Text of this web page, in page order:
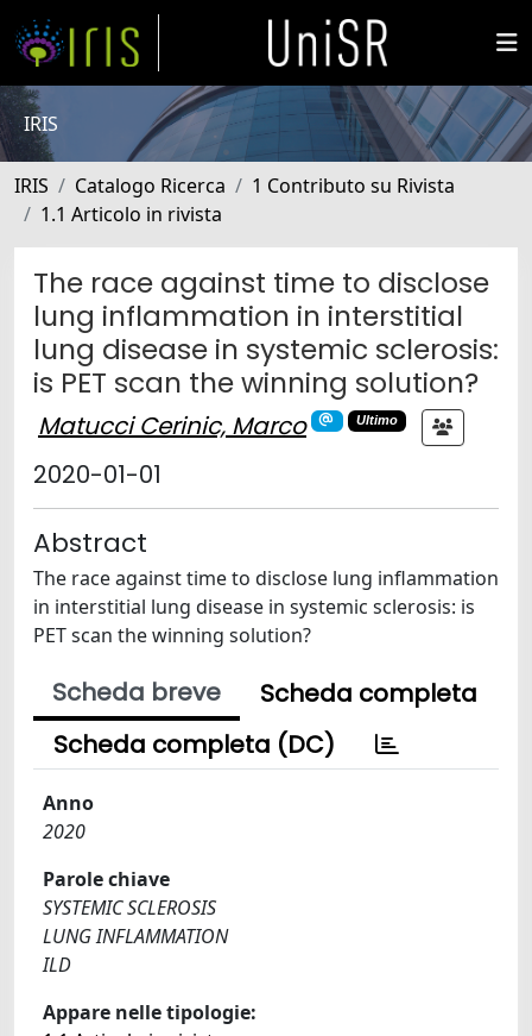
IRIS
IRIS Catalogo Ricerca
1 Contributo su Rivista
1.1 Articolo in rivista
The race against time to disclose
lung inflammation in interstitial
lung disease in systemic sclerosis:
is PET scan the winning solution?
Matucci Cerinic, Marco Ultimo
2020-01-01
Abstract
The race against time to disclose lung inflammation
in interstitial lung disease in systemic sclerosis: is
PET scan the winning solution?
Scheda breve
Scheda completa
Scheda completa (DC)
Anno
2020
Parole chiave
SYSTEMIC SCLEROSIS
LUNG INFLAMMATION
ILD
Appare nelle tipologie: